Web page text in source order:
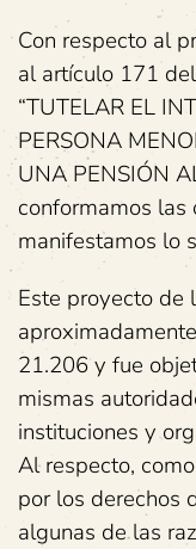
Con respecto al
al artículo 171
“TUTELAR EL
PERSONA
UNA PENSIÓN
conformamos las
manifestamos lo
Este proyecto de
21.206 y fue
mismas
instituciones y
Al respecto,
por los derechos
algunas de las